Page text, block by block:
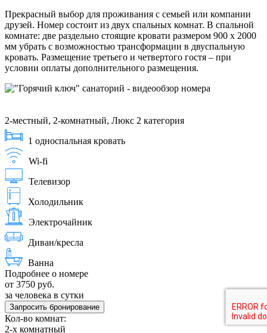
Прекрасный выбор для проживания с семьей или компании
друзей. Номер состоит из двух спальных комнат. В спальной
комнате: две раздельно стоящие кровати размером 900 х 2000
мм убрать с возможностью трансформации в двуспальную
кровать. Размещение третьего и четвертого гостя – при
условии оплаты дополнительного размещения.
2-местный, 2-комнатный, Люкс 2 категория
1 односпальная кровать
Wi-fi
Телевизор
Холодильник
Электрочайник
Диван/кресла
Ванна
Подробнее о номере
от 3750 руб.
за человека в сутки
Запросить бронирование
Кол-во комнат:
2-х комнатный